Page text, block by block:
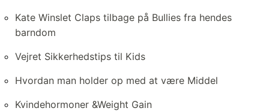
Kate Winslet Claps tilbage på Bullies fra hendes
barndom
Vejret Sikkerhedstips til Kids
Hvordan man holder op med at være Middel
Kvindehormoner &Weight Gain